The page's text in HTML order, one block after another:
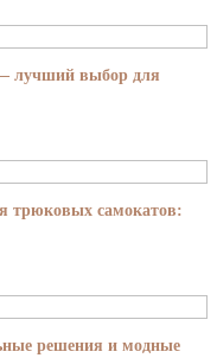
лучший выбор для
трюковых самокатов:
решения и модные